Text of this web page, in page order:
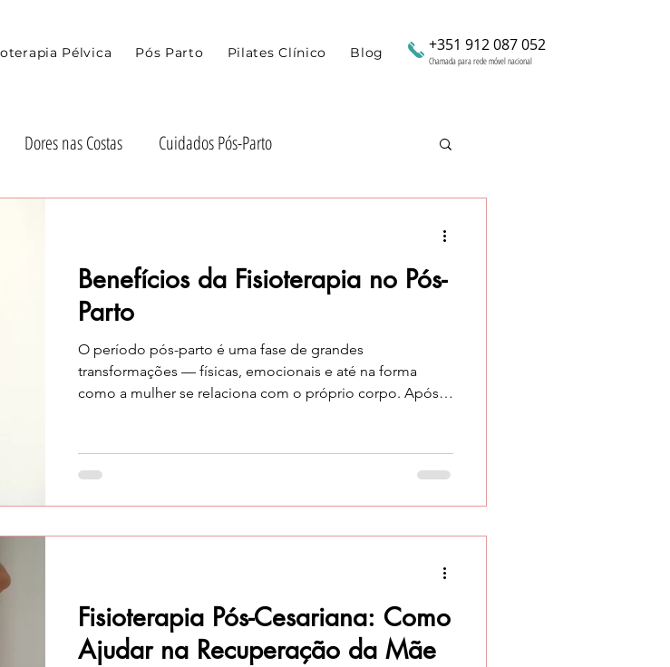
Pélvica Pós Parto Pilates Clínico Blog +351 912 087 052
Chamada para rede móvel nacional
Dores nas Costas Cuidados Pós-Parto
Diástase Abdominal Pos Parto Gravidez
Benefícios da Fisioterapia no Pós-
Parto
O período pós-parto é uma fase de grandes
transformações — físicas, emocionais e até na forma
como a mulher se relaciona com o próprio corpo. Após o
cada mãe. A fisioterapia no pós-parto é uma aliada
preciosa neste processo: ajuda a fortalecer o corpo, aliviar
dores, melhorar a postura e recuperar a funcionalidade
Fisioterapia Pós-Cesariana: Como
Ajudar na Recuperação da Mãe